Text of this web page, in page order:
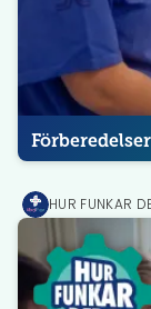
MediPrep
HUR FUNKAR